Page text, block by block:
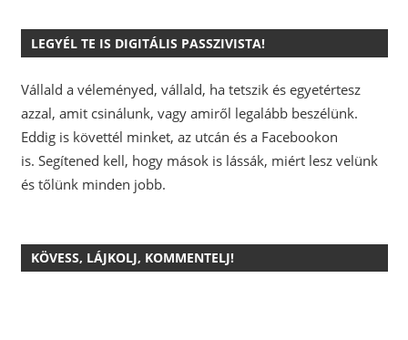
LEGYÉL TE IS DIGITÁLIS PASSZIVISTA!
Vállald a véleményed, vállald, ha tetszik és egyetértesz
azzal, amit csinálunk, vagy amiről legalább beszélünk.
Eddig is követtél minket, az utcán és a Facebookon
is. Segítened kell, hogy mások is lássák, miért lesz velünk
és tőlünk minden jobb.
KÖVESS, LÁJKOLJ, KOMMENTELJ!